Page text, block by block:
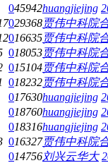
045942huangjiejing
029368贾伟中科院
016635贾伟中科院
018053贾伟中科院
015104贾伟中科院
018232贾伟中科院
017630huangjiejing
018760huangjiejing
018316huangjiejing
016327贾伟中科院
014756刘兴云华大